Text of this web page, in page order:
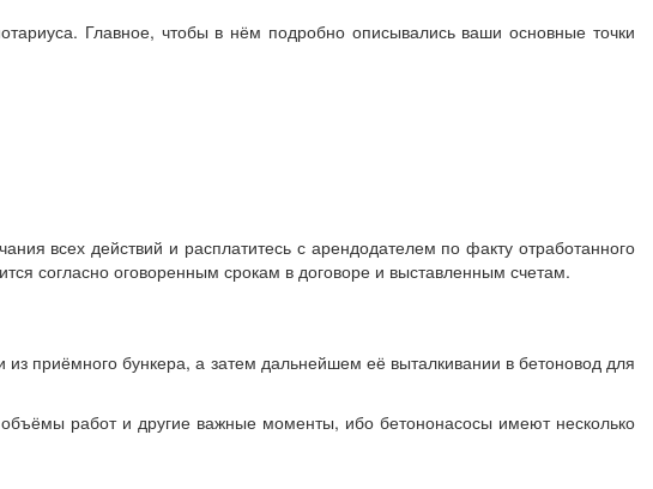
Главное, чтобы в нём подробно описывались ваши основные точки
всех действий и расплатитесь с арендодателем по факту отработанного
согласно оговоренным срокам в договоре и выставленным счетам.
приёмного бункера, а затем дальнейшем её выталкивании в бетоновод для
работ и другие важные моменты, ибо бетононасосы имеют несколько